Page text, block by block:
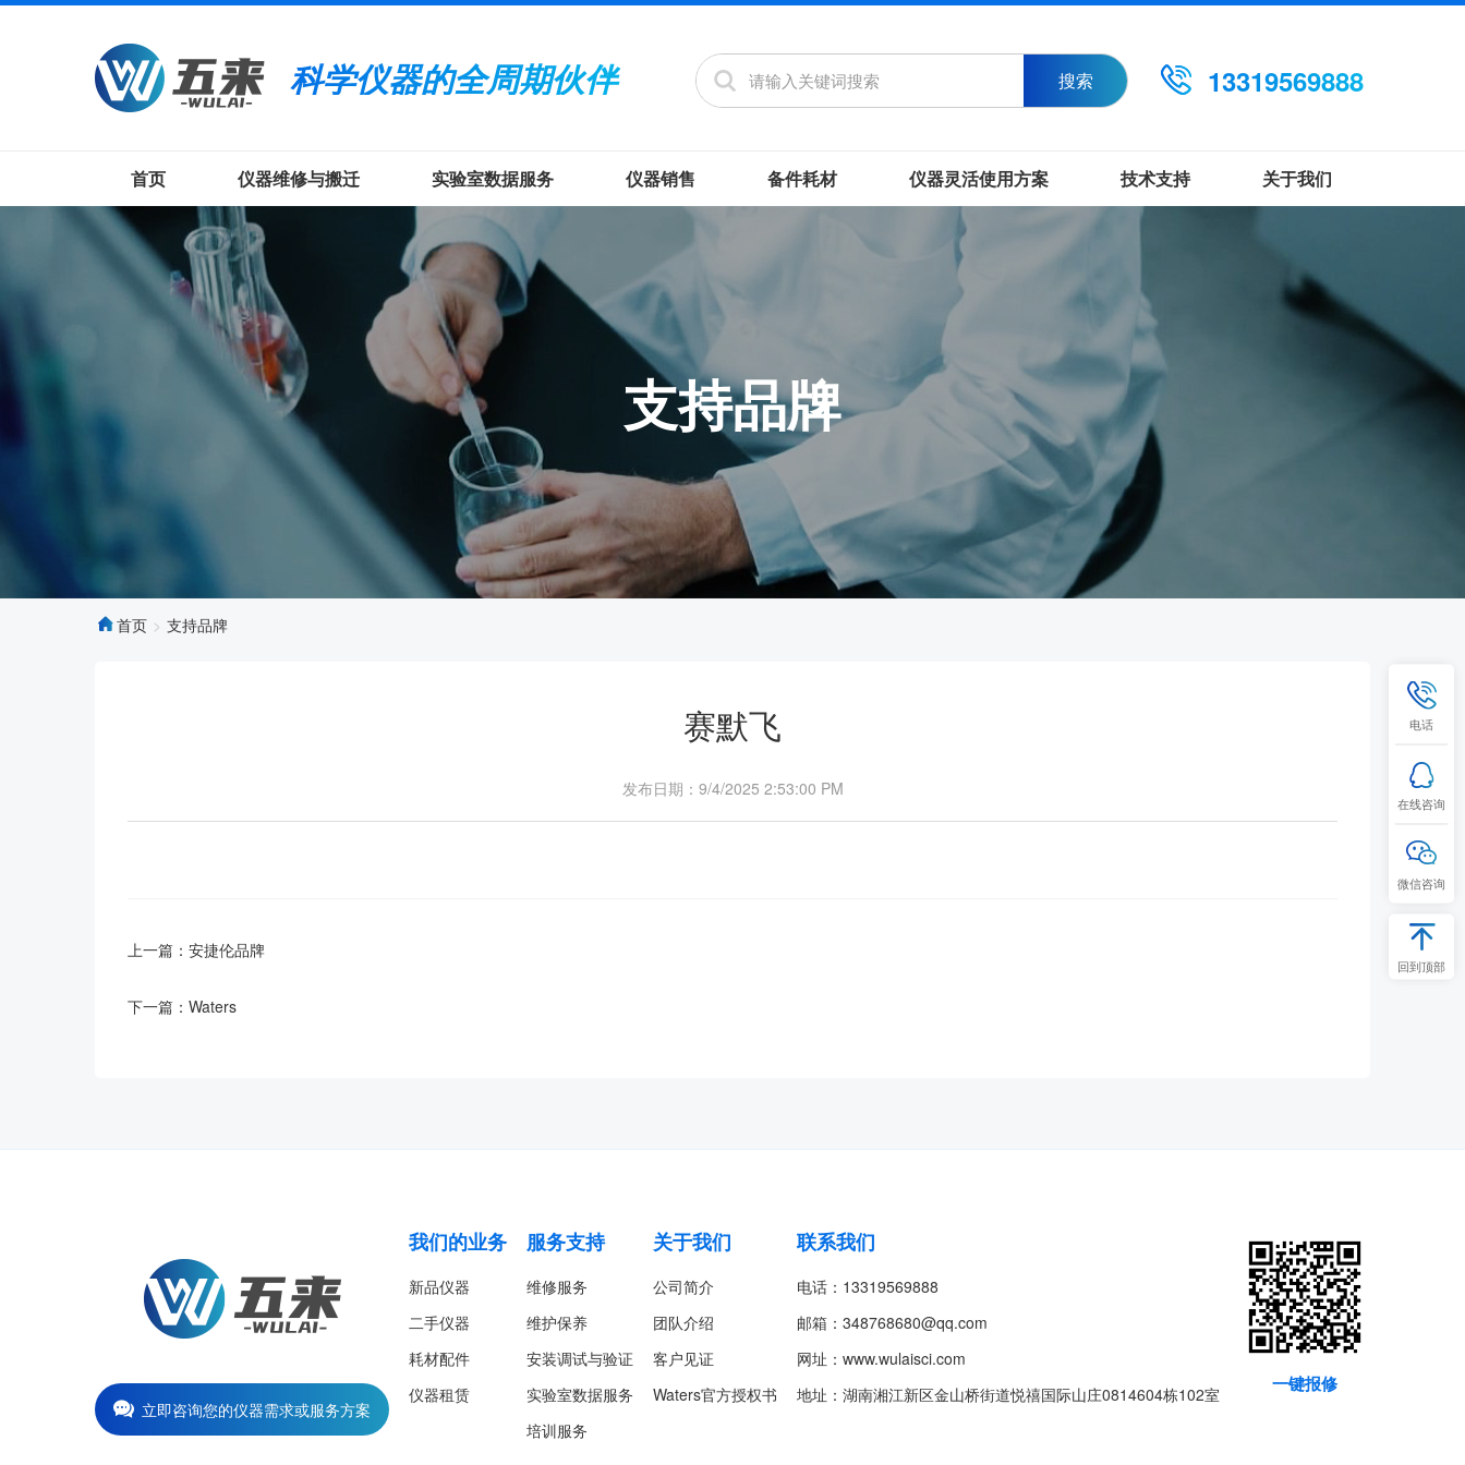
科学仪器的全周期伙伴 搜索 13319569888
首页 仪器维修与搬迁 实验室数据服务 仪器销售 备件耗材 仪器灵活使用方案 技术支持 关于我们
支持品牌
首页 支持品牌
赛默飞
发布日期：9/4/2025 2:53:00 PM
上一篇： 安捷伦品牌
下一篇： Waters
立即咨询您的仪器需求或服务方案
我们的业务
新品仪器
二手仪器
耗材配件
仪器租赁
服务支持
维修服务
维护保养
安装调试与验证
实验室数据服务
培训服务
关于我们
公司简介
团队介绍
客户见证
Waters官方授权书
联系我们
电话： 13319569888
邮箱： 348768680@qq.com
网址： www.wulaisci.com
地址： 湖南湘江新区金山桥街道悦禧国际山庄0814604栋102室 一键报修
电话
在线咨询
微信咨询
回到顶部